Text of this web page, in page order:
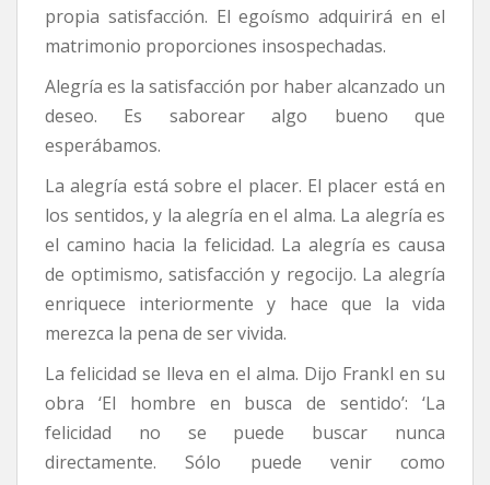
propia satisfacción. El egoísmo adquirirá en el
matrimonio proporciones insospechadas.
Alegría es la satisfacción por haber alcanzado un
deseo. Es saborear algo bueno que
esperábamos.
La alegría está sobre el placer. El placer está en
los sentidos, y la alegría en el alma. La alegría es
el camino hacia la felicidad. La alegría es causa
de optimismo, satisfacción y regocijo. La alegría
enriquece interiormente y hace que la vida
merezca la pena de ser vivida.
La felicidad se lleva en el alma. Dijo Frankl en su
obra ‘El hombre en busca de sentido’: ‘La
felicidad no se puede buscar nunca
directamente. Sólo puede venir como